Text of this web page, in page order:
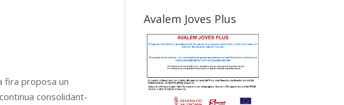
fira proposa un
consolidant-
Avalem Joves Plus